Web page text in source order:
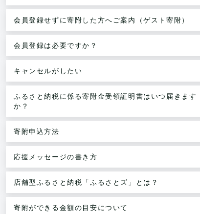
会員登録せずに寄附した方へご案内（ゲスト寄附）
会員登録は必要ですか？
キャンセルがしたい
ふるさと納税に係る寄附金受領証明書はいつ届きます
か？
寄附申込方法
応援メッセージの書き方
店舗型ふるさと納税「ふるさとズ」とは？
寄附ができる金額の目安について